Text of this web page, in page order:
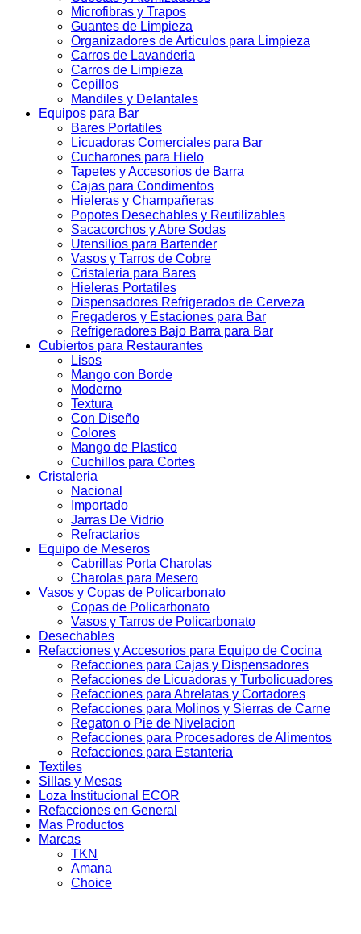
Microfibras y Trapos
Guantes de Limpieza
Organizadores de Articulos para Limpieza
Carros de Lavanderia
Carros de Limpieza
Cepillos
Mandiles y Delantales
Equipos para Bar
Bares Portatiles
Licuadoras Comerciales para Bar
Cucharones para Hielo
Tapetes y Accesorios de Barra
Cajas para Condimentos
Hieleras y Champañeras
Popotes Desechables y Reutilizables
Sacacorchos y Abre Sodas
Utensilios para Bartender
Vasos y Tarros de Cobre
Cristaleria para Bares
Hieleras Portatiles
Dispensadores Refrigerados de Cerveza
Fregaderos y Estaciones para Bar
Refrigeradores Bajo Barra para Bar
Cubiertos para Restaurantes
Lisos
Mango con Borde
Moderno
Textura
Con Diseño
Colores
Mango de Plastico
Cuchillos para Cortes
Cristaleria
Nacional
Importado
Jarras De Vidrio
Refractarios
Equipo de Meseros
Cabrillas Porta Charolas
Charolas para Mesero
Vasos y Copas de Policarbonato
Copas de Policarbonato
Vasos y Tarros de Policarbonato
Desechables
Refacciones y Accesorios para Equipo de Cocina
Refacciones para Cajas y Dispensadores
Refacciones de Licuadoras y Turbolicuadores
Refacciones para Abrelatas y Cortadores
Refacciones para Molinos y Sierras de Carne
Regaton o Pie de Nivelacion
Refacciones para Procesadores de Alimentos
Refacciones para Estanteria
Textiles
Sillas y Mesas
Loza Institucional ECOR
Refacciones en General
Mas Productos
Marcas
TKN
Amana
Choice